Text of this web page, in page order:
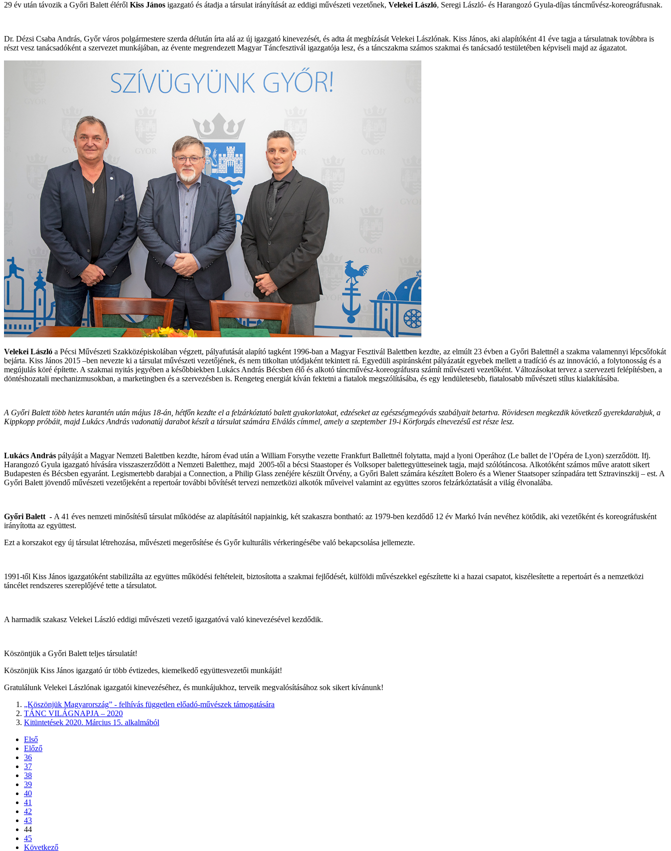
29 év után távozik a Győri Balett éléről Kiss János igazgató és átadja a társulat irányítását az eddigi művészeti vezetőnek, Velekei László, Seregi László- és Harangozó Gyula-díjas táncművész-koreográfusnak.
Dr. Dézsi Csaba András, Győr város polgármestere szerda délután írta alá az új igazgató kinevezését, és adta át megbízását Velekei Lászlónak. Kiss János, aki alapítóként 41 éve tagja a társulatnak továbbra is
részt vesz tanácsadóként a szervezet munkájában, az évente megrendezett Magyar Táncfesztivál igazgatója lesz, és a táncszakma számos szakmai és tanácsadó testületében képviseli majd az ágazatot.
Velekei László a Pécsi Művészeti Szakközépiskolában végzett, pályafutását alapító tagként 1996-ban a Magyar Fesztivál Balettben kezdte, az elmúlt 23 évben a Győri Balettnél a szakma valamennyi lépcsőfokát
bejárta. Kiss János 2015 –ben nevezte ki a társulat művészeti vezetőjének, és nem titkoltan utódjaként tekintett rá. Egyedüli aspiránsként pályázatát egyebek mellett a tradíció és az innováció, a folytonosság és a
megújulás köré építette. A szakmai nyitás jegyében a későbbiekben Lukács András Bécsben élő és alkotó táncművész-koreográfusra számít művészeti vezetőként. Változásokat tervez a szervezeti felépítésben, a
döntéshozatali mechanizmusokban, a marketingben és a szervezésben is. Rengeteg energiát kíván fektetni a fiatalok megszólításába, és egy lendületesebb, fiatalosabb művészeti stílus kialakításába.
A Győri Balett több hetes karantén után május 18-án, hétfőn kezdte el a felzárkóztató balett gyakorlatokat, edzéseket az egészségmegóvás szabályait betartva. Rövidesen megkezdik következő gyerekdarabjuk, a
Kippkopp próbáit, majd Lukács András vadonatúj darabot készít a társulat számára Elválás címmel, amely a szeptember 19-i Körforgás elnevezésű est része lesz.
Lukács András pályáját a Magyar Nemzeti Balettben kezdte, három évad után a William Forsythe vezette Frankfurt Ballettnél folytatta, majd a lyoni Operához (Le ballet de l’Opéra de Lyon) szerződött. Ifj.
Harangozó Gyula igazgató hívására visszaszerződött a Nemzeti Baletthez, majd 2005-től a bécsi Staastoper és Volksoper balettegyütteseinek tagja, majd szólótáncosa. Alkotóként számos műve aratott sikert
Budapesten és Bécsben egyaránt. Legismertebb darabjai a Connection, a Philip Glass zenéjére készült Örvény, a Győri Balett számára készített Bolero és a Wiener Staatsoper színpadára tett Sztravinszkij – est. A
Győri Balett jövendő művészeti vezetőjeként a repertoár további bővítését tervezi nemzetközi alkotók műveivel valamint az együttes szoros felzárkóztatását a világ élvonalába.
Győri Balett - A 41 éves nemzeti minősítésű társulat működése az alapításától napjainkig, két szakaszra bontható: az 1979-ben kezdődő 12 év Markó Iván nevéhez kötődik, aki vezetőként és koreográfusként
irányította az együttest.
Ezt a korszakot egy új társulat létrehozása, művészeti megerősítése és Győr kulturális vérkeringésébe való bekapcsolása jellemezte.
1991-től Kiss János igazgatóként stabilizálta az együttes működési feltételeit, biztosította a szakmai fejlődését, külföldi művészekkel egészítette ki a hazai csapatot, kiszélesítette a repertoárt és a nemzetközi
táncélet rendszeres szereplőjévé tette a társulatot.
A harmadik szakasz Velekei László eddigi művészeti vezető igazgatóvá való kinevezésével kezdődik.
Köszöntjük a Győri Balett teljes társulatát!
Köszönjük Kiss János igazgató úr több évtizedes, kiemelkedő együttesvezetői munkáját!
Gratulálunk Velekei Lászlónak igazgatói kinevezéséhez, és munkájukhoz, terveik megvalósításához sok sikert kívánunk!
„Köszönjük Magyarország” - felhívás független előadó-művészek támogatására
TÁNC VILÁGNAPJA – 2020
Kitüntetések 2020. Március 15. alkalmából
Első
Előző
36
37
38
39
40
41
42
43
44
45
Következő